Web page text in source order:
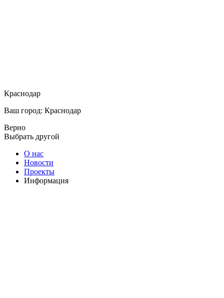
Краснодар
Ваш город: Краснодар
Верно
Выбрать другой
О нас
Новости
Проекты
Информация